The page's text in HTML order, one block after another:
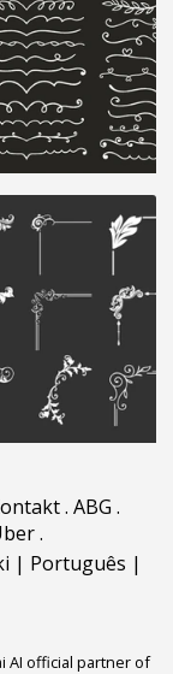
. ABG .
.
| Português |
AI official partner of